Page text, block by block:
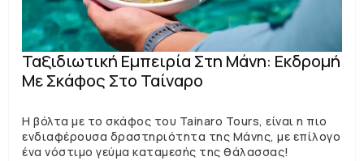
Ταξιδιωτική Εμπειρία Στη Μάνη: Εκδρομή
Με Σκάφος Στο Ταίναρο
Η βόλτα με το σκάφος του Tainaro Tours, είναι η πιο
ενδιαφέρουσα δραστηριότητα της Μάνης, με επίλογο
ένα νόστιμο γεύμα καταμεσής της θάλασσας!